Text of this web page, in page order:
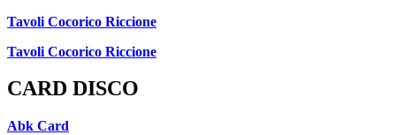
Tavoli Cocorico Riccione
Tavoli Cocorico Riccione
CARD DISCO
Abk Card